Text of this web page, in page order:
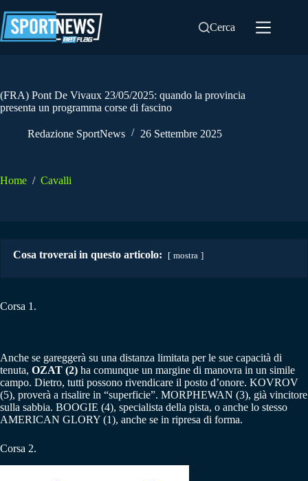
al
contenuto
Cerca
(FRA) Pont De Vivaux 23/05/2025: quando la provincia
presenta un programma corse di fascino
Redazione SportNews 26 Settembre 2025
Home / Cavalli
Cosa troverai in questo articolo: mostra
Corsa 1.
Anche se gareggerà su una distanza limitata per le sue capacità di
tenuta, OZAT (2) ha comunque un margine di manovra in un simile
campo. Dietro, tutti possono rivendicare il posto d’onore. KOVROV
(5), proverà a risalire in “superficie”. MORPHEWAN (3), già vincitore
sulla sabbia. BOOGIE (4), specialista della pista, o anche lo stesso
AMERICAN GLORY (1), anche se in ripresa di forma.
Corsa 2.